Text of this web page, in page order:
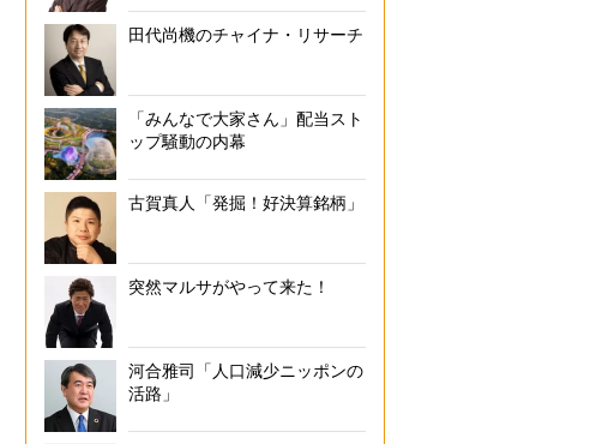
田代尚機のチャイナ・リサーチ
「みんなで大家さん」配当スト
ップ騒動の内幕
古賀真人「発掘！好決算銘柄」
突然マルサがやって来た！
河合雅司「人口減少ニッポンの
活路」